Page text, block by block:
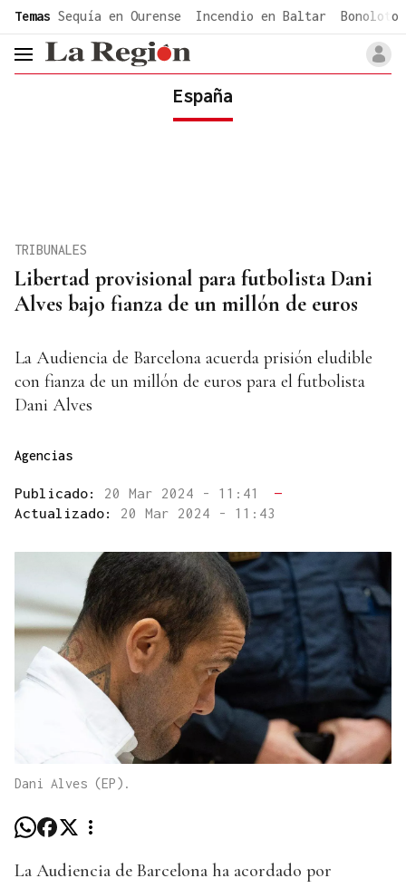
common.go-to-content
Temas Sequía en Ourense Incendio en Baltar Bonoloto
header.menu.open
España
Libertad provisional para futbolista Dani
Alves bajo fianza de un millón de euros
TRIBUNALES
La Audiencia de Barcelona acuerda prisión eludible
con fianza de un millón de euros para el futbolista
Dani Alves
Agencias
Publicado: 20 Mar 2024 - 11:41
—
Actualizado: 20 Mar 2024 - 11:43
Dani Alves (EP).
La Audiencia de Barcelona ha acordado por